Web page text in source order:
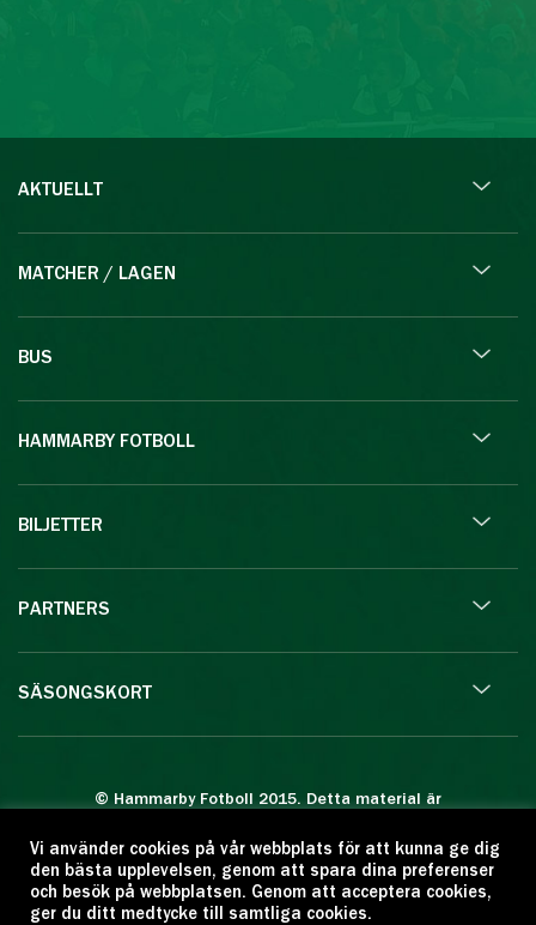
AKTUELLT
MATCHER / LAGEN
BUS
HAMMARBY FOTBOLL
BILJETTER
PARTNERS
SÄSONGSKORT
© Hammarby Fotboll 2015. Detta material är
Eftertryck eller annan kopiering är förbjuden.
Citera oss gärna men ange källan:
www.hammarbyfotboll.se. Ansvarig utgivare:
Vi använder cookies på vår webbplats för att kunna ge dig
den bästa upplevelsen, genom att spara dina preferenser
och besök på webbplatsen. Genom att acceptera cookies,
ger du ditt medtycke till samtliga cookies.